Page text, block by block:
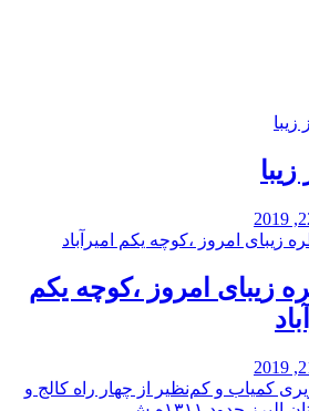
زیبا
زیبای امروز ،کوچه یکم